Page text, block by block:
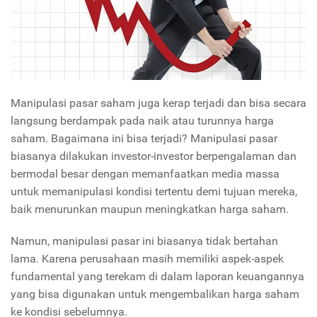
Manipulasi pasar saham juga kerap terjadi dan bisa secara
langsung berdampak pada naik atau turunnya harga
saham. Bagaimana ini bisa terjadi? Manipulasi pasar
biasanya dilakukan investor-investor berpengalaman dan
bermodal besar dengan memanfaatkan media massa
untuk memanipulasi kondisi tertentu demi tujuan mereka,
baik menurunkan maupun meningkatkan harga saham.
Namun, manipulasi pasar ini biasanya tidak bertahan
lama. Karena perusahaan masih memiliki aspek-aspek
fundamental yang terekam di dalam laporan keuangannya
yang bisa digunakan untuk mengembalikan harga saham
ke kondisi sebelumnya.